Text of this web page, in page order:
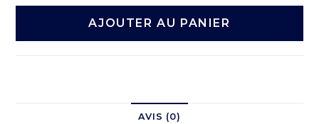
AJOUTER AU PANIER
AVIS (0)